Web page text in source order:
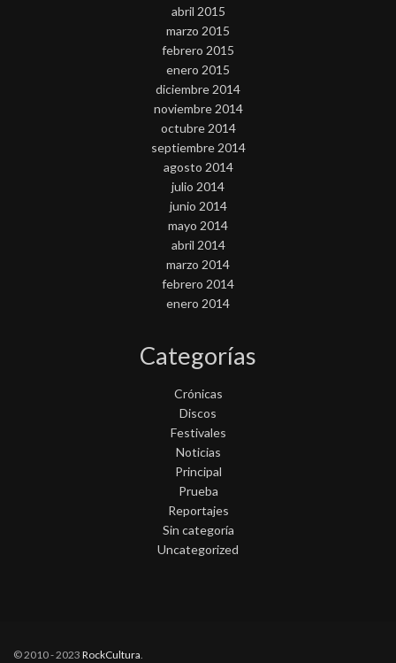
abril 2015
marzo 2015
febrero 2015
enero 2015
diciembre 2014
noviembre 2014
octubre 2014
septiembre 2014
agosto 2014
julio 2014
junio 2014
mayo 2014
abril 2014
marzo 2014
febrero 2014
enero 2014
Categorías
Crónicas
Discos
Festivales
Noticias
Principal
Prueba
Reportajes
Sin categoría
Uncategorized
© 2010 - 2023 RockCultura